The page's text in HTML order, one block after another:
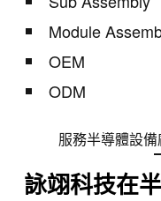
Module
OEM
ODM
服務半導體設
詠翊科技在